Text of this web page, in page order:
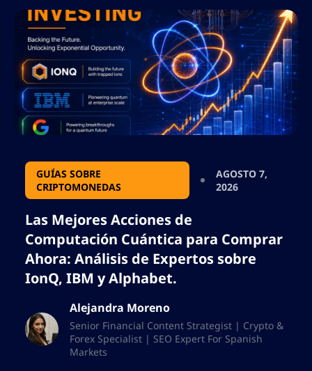
GUÍAS SOBRE
CRIPTOMONEDAS
AGOSTO 7,
2026
Las Mejores Acciones de
Computación Cuántica para Comprar
Ahora: Análisis de Expertos sobre
IonQ, IBM y Alphabet.
Alejandra Moreno
Senior Financial Content Strategist | Crypto &
Forex Specialist | SEO Expert For Spanish
Markets